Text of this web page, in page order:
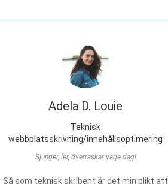
Adela D. Louie
Teknisk
webbplatsskrivning/innehållsoptimering
Sjunger, ler, överraskar varje dag!
Så som teknisk skribent är det min plikt att